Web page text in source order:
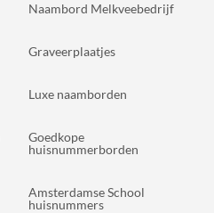
Naambord Melkveebedrijf
Graveerplaatjes
Luxe naamborden
Goedkope
huisnummerborden
Amsterdamse School
huisnummers